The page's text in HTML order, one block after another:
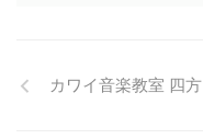
カワイ音楽教室 四方